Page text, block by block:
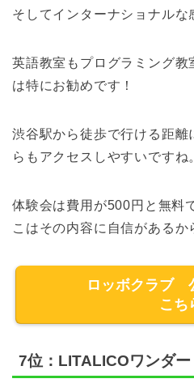
そしてインターナショナルな
英語教室もプログラミング教
は特にお勧めです！
渋谷駅から徒歩で行ける距離
らもアクセスしやすいですね
体験会は費用が500円と無料
こはその内容に自信があるか
ロッボクラブ
こち
7位：LITALICOワンダー